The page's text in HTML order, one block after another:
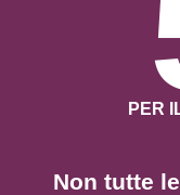
Non tutte
PER